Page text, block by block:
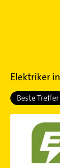
Elektrikerin
Beste Treffer